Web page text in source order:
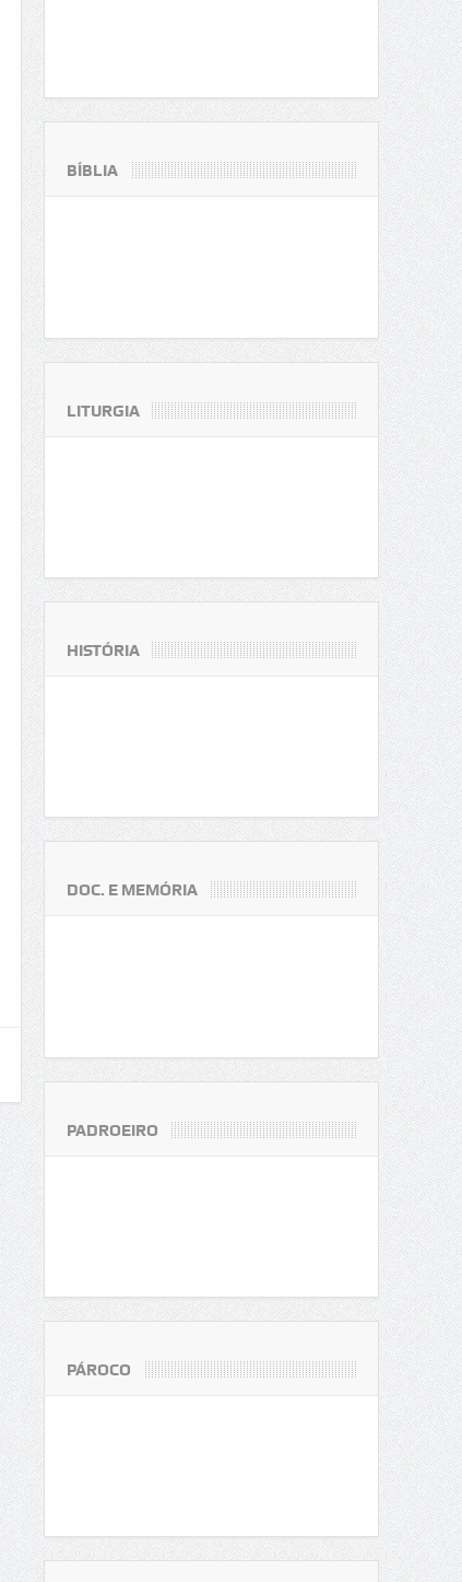
BÍBLIA
LITURGIA
HISTÓRIA
DOC. E MEMÓRIA
PADROEIRO
PÁROCO